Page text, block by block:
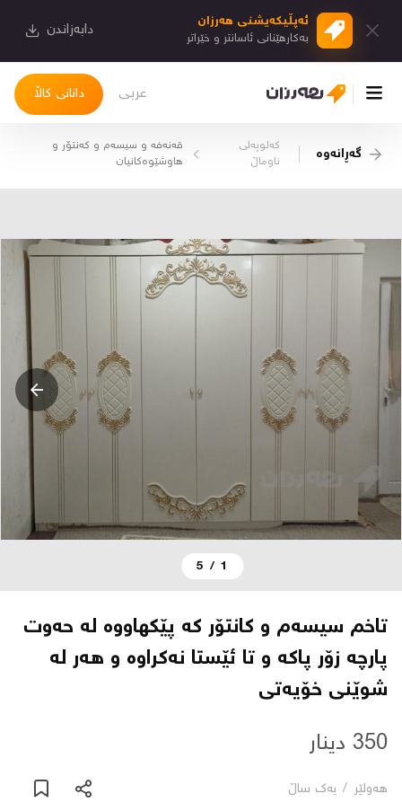
ئەپڵیكەیشنی هەرزان
بەكارهێنانی ئاسانتر و خێراتر دابەزاندن
دانانی کاڵا عربی
چوونەژوورەوە
کاڵاکانم
دوا بینراوەکان
چات
دەربارە
پەیوەندی
شۆپەکان
گەڕانەوە
کەلوپەلی
ناوماڵ
قەنەفە و سیسەم و کەنتۆر و
هاوشێوەکانیان
1
/
5
تاخم سیسەم و کانتۆر کە پێکهاووە لە حەوت
پارچە زۆر پاکە و تا ئێستا نەکراوە و هەر لە
شوێنی خۆیەتی
350 دینار
هەولێر / یه‌ك ساڵ